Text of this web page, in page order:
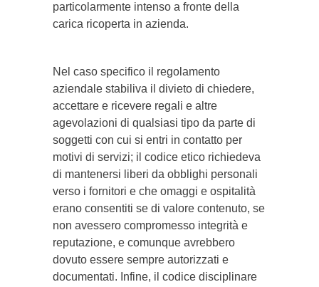
particolarmente intenso a fronte della
carica ricoperta in azienda.
Nel caso specifico il regolamento
aziendale stabiliva il divieto di chiedere,
accettare e ricevere regali e altre
agevolazioni di qualsiasi tipo da parte di
soggetti con cui si entri in contatto per
motivi di servizi; il codice etico richiedeva
di mantenersi liberi da obblighi personali
verso i fornitori e che omaggi e ospitalità
erano consentiti se di valore contenuto, se
non avessero compromesso integrità e
reputazione, e comunque avrebbero
dovuto essere sempre autorizzati e
documentati. Infine, il codice disciplinare